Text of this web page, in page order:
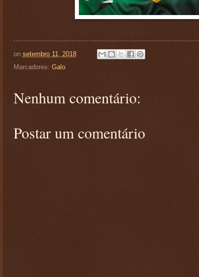
on setembro 11, 2018
Marcadores: Galo
Nenhum comentário:
Postar um comentário